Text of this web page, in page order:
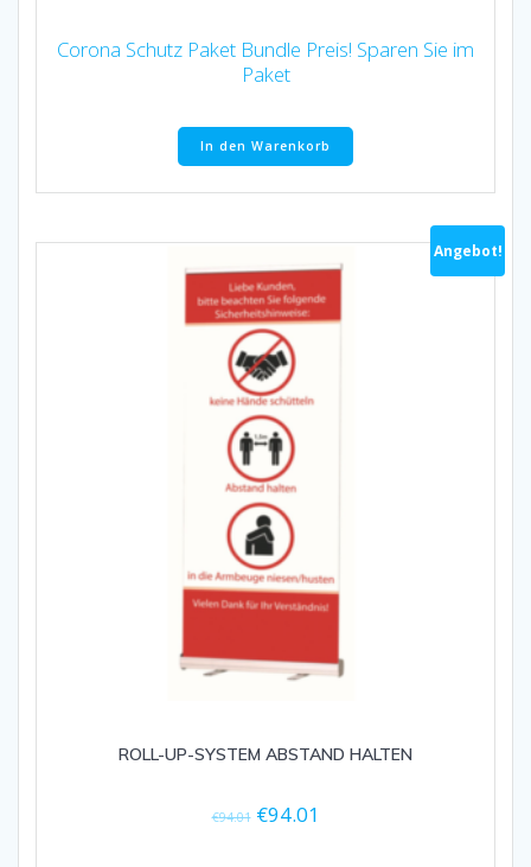
Corona Schutz Paket Bundle Preis! Sparen Sie im
Paket
In den Warenkorb
Angebot!
ROLL-UP-SYSTEM ABSTAND HALTEN
€94.01 €94.01